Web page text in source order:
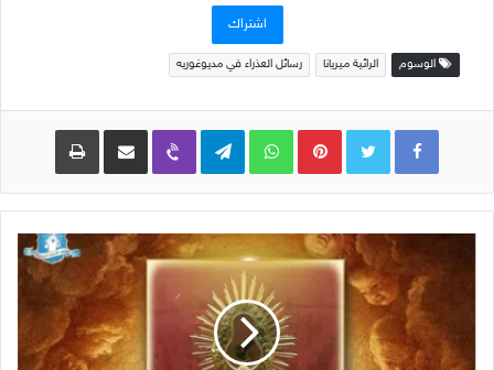
اشتراك
الوسوم الرائية ميريانا رسائل العذراء في مديوغوريه
Pinterest
WhatsApp
Telegram
Viber مشاركة عبر البريد طباعة